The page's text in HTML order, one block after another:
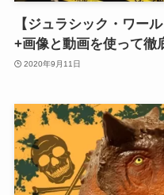
【ジュラシック・ワー
+画像と動画を使って徹
2020年9月11日